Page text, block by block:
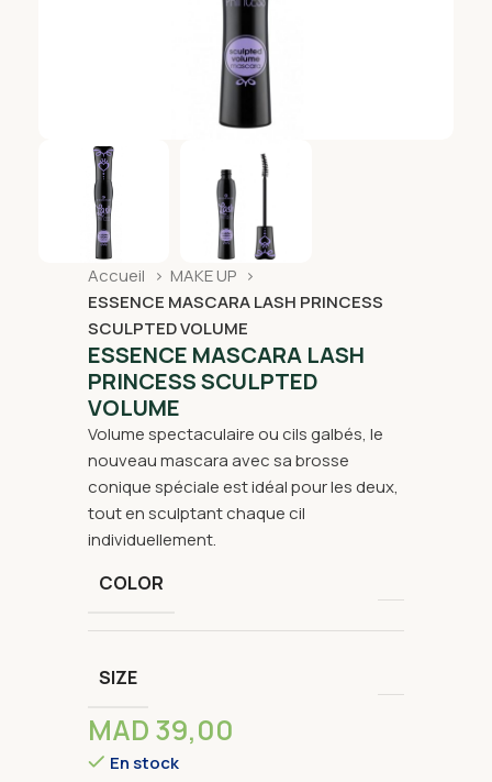
Accueil
MAKE UP
ESSENCE MASCARA LASH PRINCESS
SCULPTED VOLUME
ESSENCE MASCARA LASH
PRINCESS SCULPTED
VOLUME
Volume spectaculaire ou cils galbés, le
nouveau mascara avec sa brosse
conique spéciale est idéal pour les deux,
tout en sculptant chaque cil
individuellement.
COLOR
SIZE
MAD 39,00
En stock